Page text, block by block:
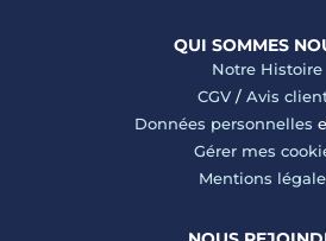
QUI SOMMES
Notre Histoire
CGV/ Avis
Données personnelles
Gérer mes
Mentions